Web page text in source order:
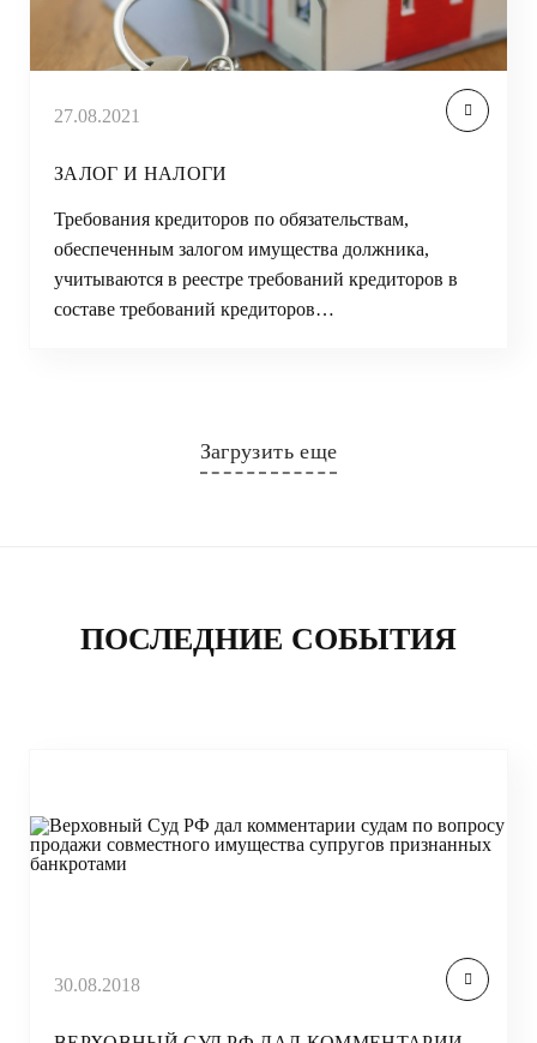
27.08.2021
ЗАЛОГ И НАЛОГИ
Требования кредиторов по обязательствам,
обеспеченным залогом имущества должника,
учитываются в реестре требований кредиторов в
составе требований кредиторов…
Загрузить еще
ПОСЛЕДНИЕ СОБЫТИЯ
30.08.2018